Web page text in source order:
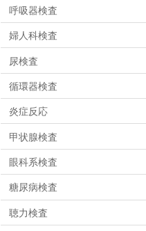
呼吸器検査
婦人科検査
尿検査
循環器検査
炎症反応
甲状腺検査
眼科系検査
糖尿病検査
聴力検査